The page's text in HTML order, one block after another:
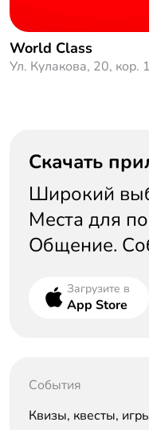
World Class
Ул. Кулакова, 20, кор. 1
Скачать
Широкий
Места для
Общение.
Загрузите в
App Store
События
Квизы, квесты,